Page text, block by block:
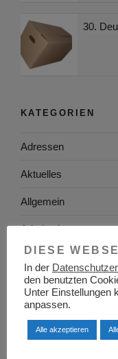
30.
KATEGORIEN
Adressen
Aktuelles
Allgemein
Arbeitgeber
Arbeitsplatzsuche
Arbeitsrecht
Arbeitswelt
Arbeitszeugnis
DIESE
In der
den benutzten
Unter Einstellungen
anpassen.
Alle akzeptieren